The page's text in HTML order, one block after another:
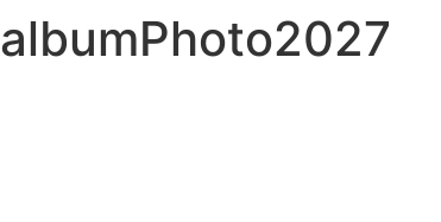
albumPhoto2027